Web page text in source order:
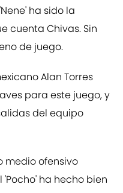
ha sido la
cuenta Chivas. Sin
de juego.
Alan Torres
para este juego, y
del equipo
medio ofensivo
ha hecho bien